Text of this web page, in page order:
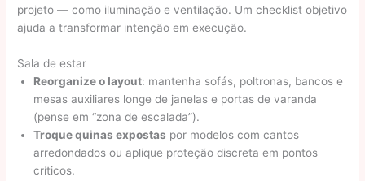
projeto — como iluminação e ventilação. Um checklist objetivo
ajuda a transformar intenção em execução.
Sala de estar
Reorganize o layout: mantenha sofás, poltronas, bancos e
mesas auxiliares longe de janelas e portas de varanda
(pense em “zona de escalada”).
Troque quinas expostas por modelos com cantos
arredondados ou aplique proteção discreta em pontos
críticos.